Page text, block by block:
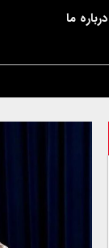
درباره ما